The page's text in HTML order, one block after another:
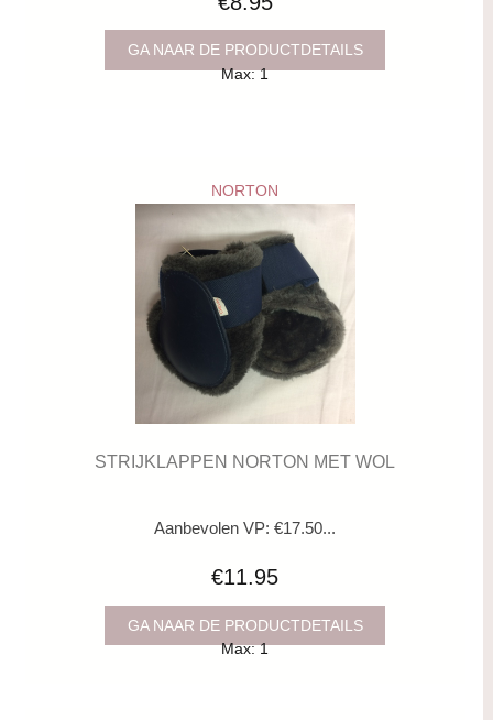
GA NAAR DE PRODUCTDETAILS
Max: 1
NORTON
STRIJKLAPPEN NORTON MET WOL
Aanbevolen VP: €17.50...
€11.95
GA NAAR DE PRODUCTDETAILS
Max: 1